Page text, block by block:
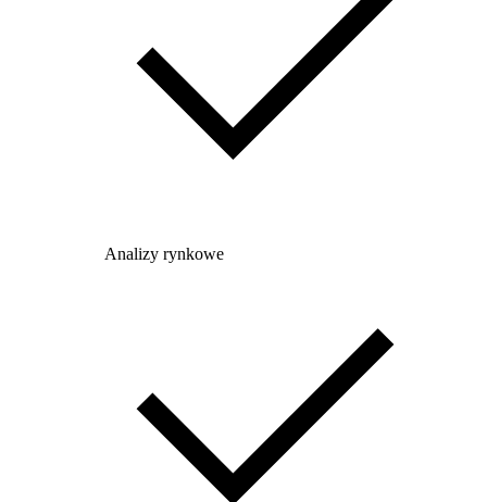
Analizy rynkowe